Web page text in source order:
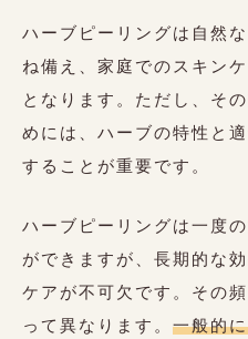
ハーブピーリングは自然
ね備え、家庭でのスキン
となります。ただし、そ
めには、ハーブの特性と
することが重要です。
ハーブピーリングは一度
ができますが、長期的な
ケアが不可欠です。その
って異なります。 一般的